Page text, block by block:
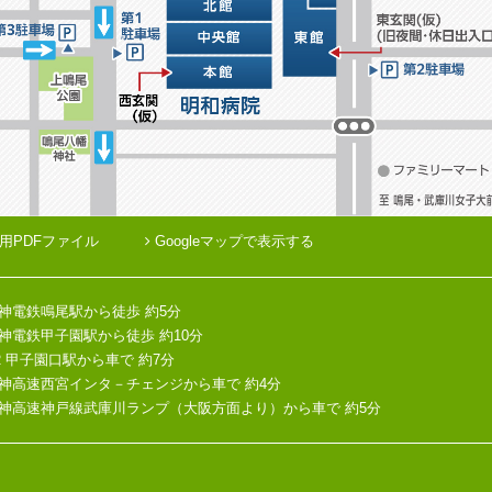
PDFファイル Googleマップで表示する
電鉄鳴尾駅から徒歩 約5分
電鉄甲子園駅から徒歩 約10分
甲子園口駅から車で 約7分
高速西宮インタ－チェンジから車で 約4分
高速神戸線武庫川ランプ（大阪方面より）から車で 約5分